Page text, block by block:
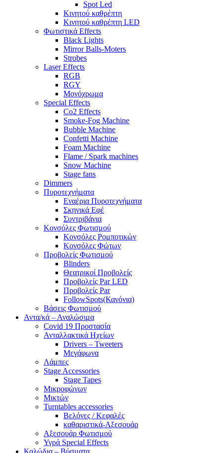
Spot Led
Κινητού καθρέπτη
Κινητού καθρέπτη LED
Φωτιστικά Effects
Black Lights
Mirror Balls-Moters
Strobes
Laser Effects
RGB
RGY
Μονόχρωμα
Special Effects
Co2 Effects
Smoke-Fog Machine
Bubble Machine
Confetti Machine
Foam Machine
Flame / Spark machines
Snow Machine
Stage fans
Dimmers
Πυροτεχνήματα
Εναέρια Πυροτεχνήματα
Σκηνικά Εφέ
Συντριβάνια
Κονσόλες Φωτισμού
Κονσόλες Ρομποτικών
Κονσόλες Φώτων
Προβολείς Φωτισμού
Blinders
Θεατρικοί Προβολείς
Προβολείς Par LED
Προβολείς Par
FollowSpots(Κανόνια)
Βάσεις Φωτισμού
Αντα/κά – Αναλώσιμα
Covid 19 Προστασία
Ανταλλακτικά Ηχείων
Drivers – Tweeters
Μεγάφωνα
Λάμπες
Stage Accessories
Stage Tapes
Μικροφώνων
Μικτών
Turntables accessories
Βελόνες / Κεφαλές
καθαριστικά-Αξεσουάρ
Αξεσουάρ Φωτισμού
Υγρά Special Effects
Καλώδια – Βύσματα